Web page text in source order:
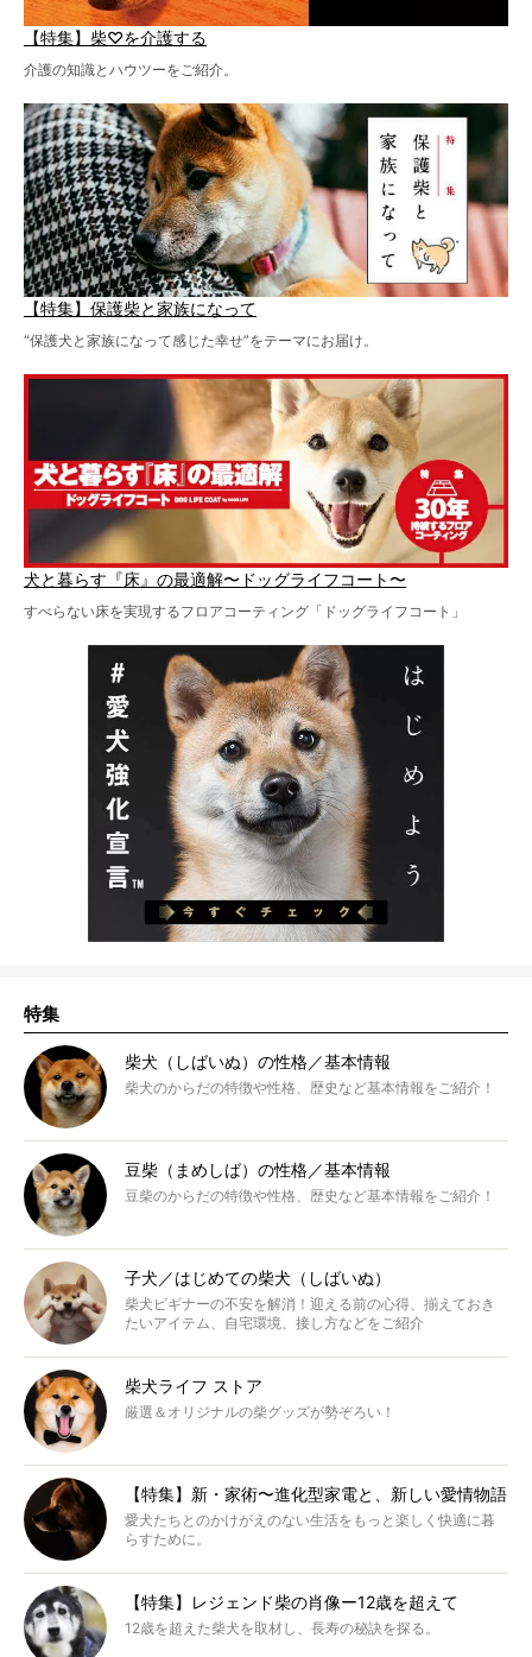
【特集】柴♡を介護する
介護の知識とハウツーをご紹介。
【特集】保護柴と家族になって
“保護犬と家族になって感じた幸せ”をテーマにお届け。
犬と暮らす『床』の最適解〜ドッグライフコート〜
すべらない床を実現するフロアコーティング「ドッグライフコート」
特集
柴犬（しばいぬ）の性格／基本情報
柴犬のからだの特徴や性格、歴史など基本情報をご紹介！
豆柴（まめしば）の性格／基本情報
豆柴のからだの特徴や性格、歴史など基本情報をご紹介！
子犬／はじめての柴犬（しばいぬ）
柴犬ビギナーの不安を解消！迎える前の心得、揃えておき
たいアイテム、自宅環境、接し方などをご紹介
柴犬ライフ ストア
厳選＆オリジナルの柴グッズが勢ぞろい！
【特集】新・家術〜進化型家電と、新しい愛情物語
愛犬たちとのかけがえのない生活をもっと楽しく快適に暮
らすために。
【特集】レジェンド柴の肖像ー12歳を超えて
12歳を超えた柴犬を取材し、長寿の秘訣を探る。